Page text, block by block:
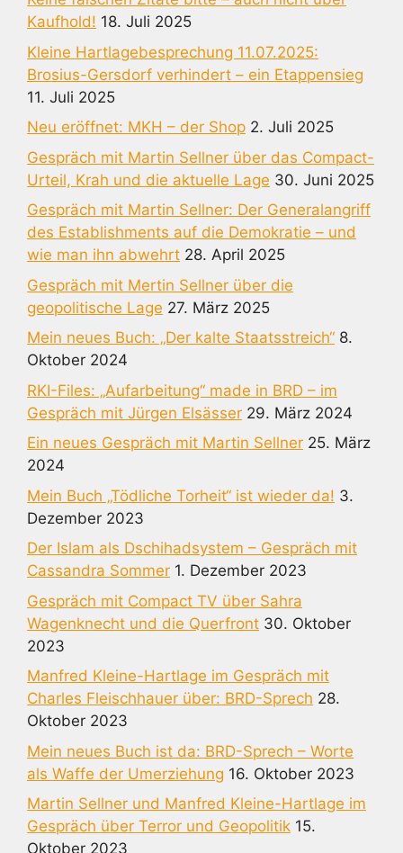
Kaufhold! 18. Juli 2025
Kleine Hartlagebesprechung 11.07.2025:
Brosius-Gersdorf verhindert – ein Etappensieg
11. Juli 2025
Neu eröffnet: MKH – der Shop 2. Juli 2025
Gespräch mit Martin Sellner über das Compact-
Urteil, Krah und die aktuelle Lage 30. Juni 2025
Gespräch mit Martin Sellner: Der Generalangriff
des Establishments auf die Demokratie – und
wie man ihn abwehrt 28. April 2025
Gespräch mit Mertin Sellner über die
geopolitische Lage 27. März 2025
Mein neues Buch: „Der kalte Staatsstreich“ 8.
Oktober 2024
RKI-Files: „Aufarbeitung“ made in BRD – im
Gespräch mit Jürgen Elsässer 29. März 2024
Ein neues Gespräch mit Martin Sellner 25. März
2024
Mein Buch „Tödliche Torheit“ ist wieder da! 3.
Dezember 2023
Der Islam als Dschihadsystem – Gespräch mit
Cassandra Sommer 1. Dezember 2023
Gespräch mit Compact TV über Sahra
Wagenknecht und die Querfront 30. Oktober
2023
Manfred Kleine-Hartlage im Gespräch mit
Charles Fleischhauer über: BRD-Sprech 28.
Oktober 2023
Mein neues Buch ist da: BRD-Sprech – Worte
als Waffe der Umerziehung 16. Oktober 2023
Martin Sellner und Manfred Kleine-Hartlage im
Gespräch über Terror und Geopolitik 15.
Oktober 2023